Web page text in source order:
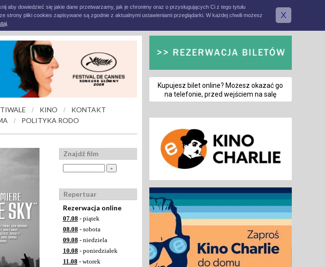
aby dowiedzieć się jakie dane przetwarzamy, jak je chronimy oraz o przysługujących Ci z tego tytułu
strony pliki cookies zapisywane są zgodnie z aktualnymi ustawieniami przeglądarki. W każdej chwili możesz
.
X
/ KINO /
KONTAKT
/ POLITYKA RODO
Znajdź film
Repertuar
Rezerwacja online
07.08 - piątek
08.08 - sobota
09.08 - niedziela
10.08 - poniedziałek
11.08 - wtorek
Kupujesz bilet online? Możesz okazać go
na telefonie, przed wejściem na salę